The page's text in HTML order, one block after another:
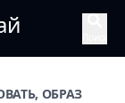
ОБРАЗ